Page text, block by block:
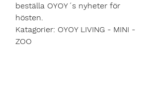
beställa OYOY´s nyheter för
hösten.
Katagorier: OYOY LIVING - MINI -
ZOO